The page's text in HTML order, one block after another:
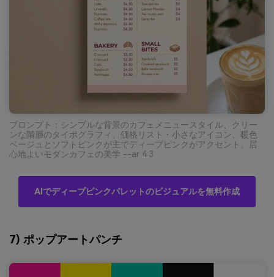
プロンプト：シンプルな背景のカフェメニュースタイル、クリー
ンな階層のタイポグラフィ、価格リスト・小さなアイコン、暖色
ベージュとソフトピンクが主でディープピンクがアクセント、居
心地よいモダンカフェの美学 --ar 4:3
AIでディープピンクパレットのビジュアルを無料作成
7) ポップアートパンチ